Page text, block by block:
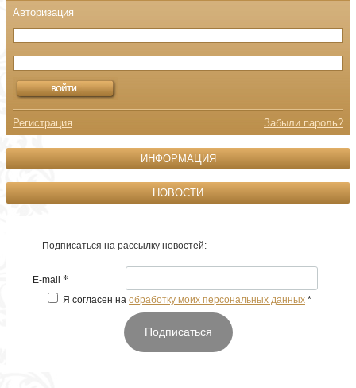
Регистрация Забыли пароль?
ИНФОРМАЦИЯ
НОВОСТИ
Подписаться на рассылку новостей:
E-mail *
Я согласен на обработку моих персональных данных *
Подписаться